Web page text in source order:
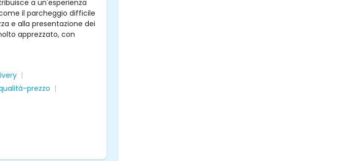
a un'esperienza
il parcheggio difficile
e alla presentazione dei
apprezzato, con
prezzo